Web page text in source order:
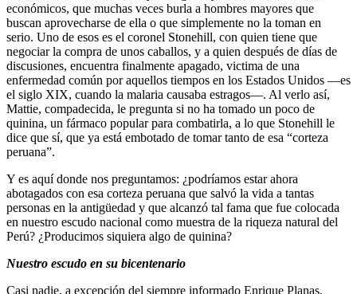
económicos, que muchas veces burla a hombres mayores que
buscan aprovecharse de ella o que simplemente no la toman en
serio. Uno de esos es el coronel Stonehill, con quien tiene que
negociar la compra de unos caballos, y a quien después de días de
discusiones, encuentra finalmente apagado, victima de una
enfermedad común por aquellos tiempos en los Estados Unidos —es
el siglo XIX, cuando la malaria causaba estragos—. Al verlo así,
Mattie, compadecida, le pregunta si no ha tomado un poco de
quinina, un fármaco popular para combatirla, a lo que Stonehill le
dice que sí, que ya está embotado de tomar tanto de esa “corteza
peruana”.
Y es aquí donde nos preguntamos: ¿podríamos estar ahora
abotagados con esa corteza peruana que salvó la vida a tantas
personas en la antigüedad y que alcanzó tal fama que fue colocada
en nuestro escudo nacional como muestra de la riqueza natural del
Perú? ¿Producimos siquiera algo de quinina?
Nuestro escudo en su bicentenario
Casi nadie, a excepción del siempre informado Enrique Planas,